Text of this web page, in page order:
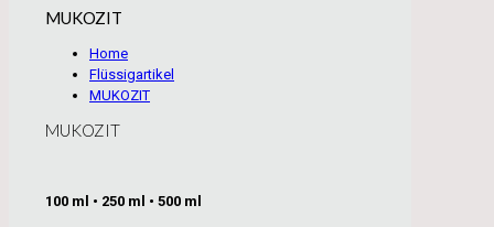
MUKOZIT
Home
Flüssigartikel
MUKOZIT
MUKOZIT
100 ml • 250 ml • 500 ml